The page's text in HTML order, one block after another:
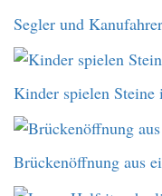
Segler und
Kinder spielen
Brückenöffnung aus